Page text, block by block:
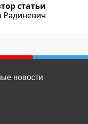
статьи
Радиневич
новости